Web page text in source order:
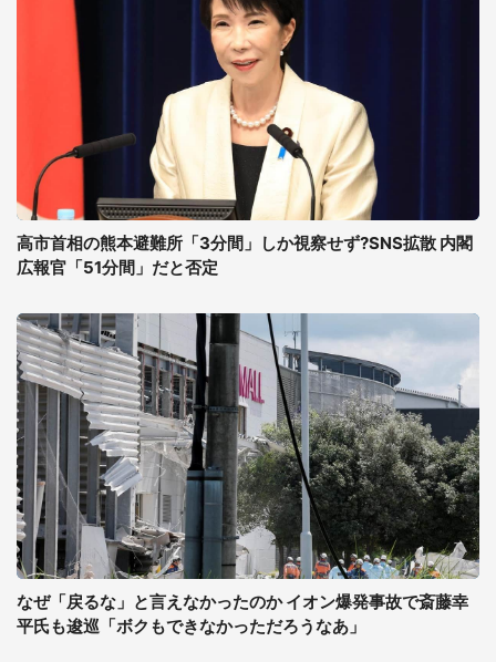
高市首相の熊本避難所「3分間」しか視察せず?SNS拡散 内閣
広報官「51分間」だと否定
なぜ「戻るな」と言えなかったのか イオン爆発事故で斎藤幸
平氏も逡巡「ボクもできなかっただろうなあ」